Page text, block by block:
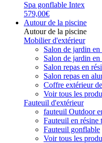
Spa gonflable Intex
579,00€
Autour de la piscine
Autour de la piscine
Mobilier d'extérieur
Salon de jardin en
Salon de jardin
Salon repas en
Salon repas en
Coffre extérieur
Voir tous les
Fauteuil d'extérieur
fauteuil Outdoor
Fauteuil en résine
Fauteuil gonflable
Voir tous les